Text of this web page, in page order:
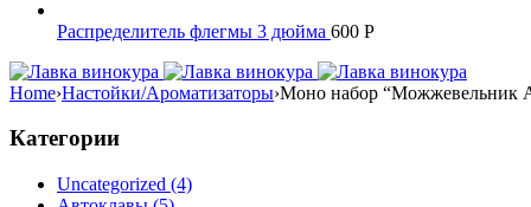
Распределитель флегмы 3 дюйма 600 Р
Home›Настойки/Ароматизаторы›Моно набор “Можжевельник
Категории
Uncategorized (4)